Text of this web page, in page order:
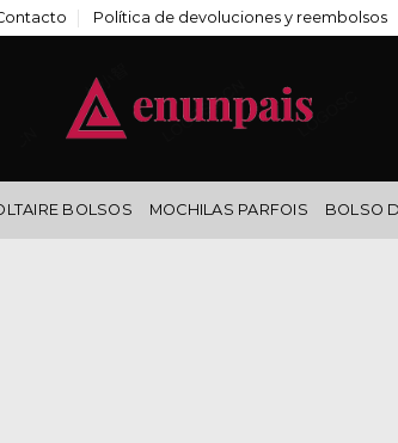
Política de devoluciones y reembolsos
BOLSOS MOCHILAS PARFOIS BOLSO